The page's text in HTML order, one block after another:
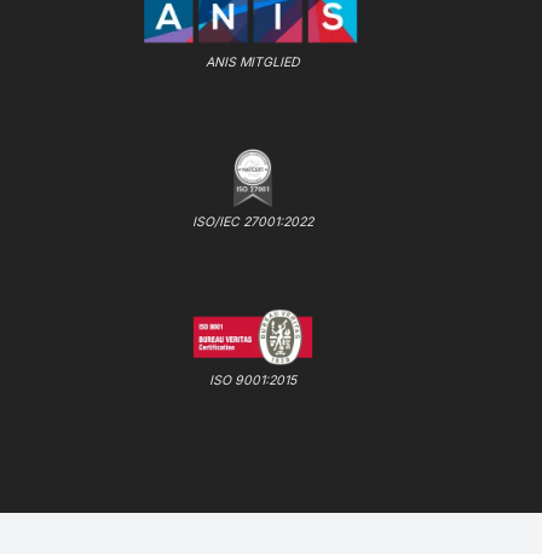
ANIS MITGLIED
ISO/IEC 27001:2022
ISO 9001:2015